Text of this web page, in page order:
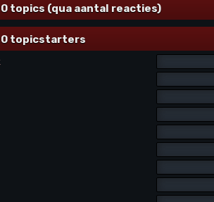
topics (qua aantal reacties)
topicstarters